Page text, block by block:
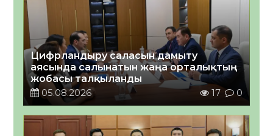
Цифрландыру саласын дамыту
аясында салынатын жаңа орталықтың
жобасы талқыланды
05.08.2026
17 0